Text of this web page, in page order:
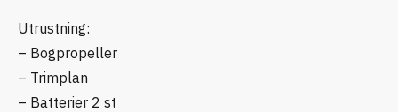
Utrustning:
– Bogpropeller
– Trimplan
– Batterier 2 st